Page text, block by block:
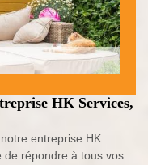
HK Services,
entreprise HK
de répondre à tous vos